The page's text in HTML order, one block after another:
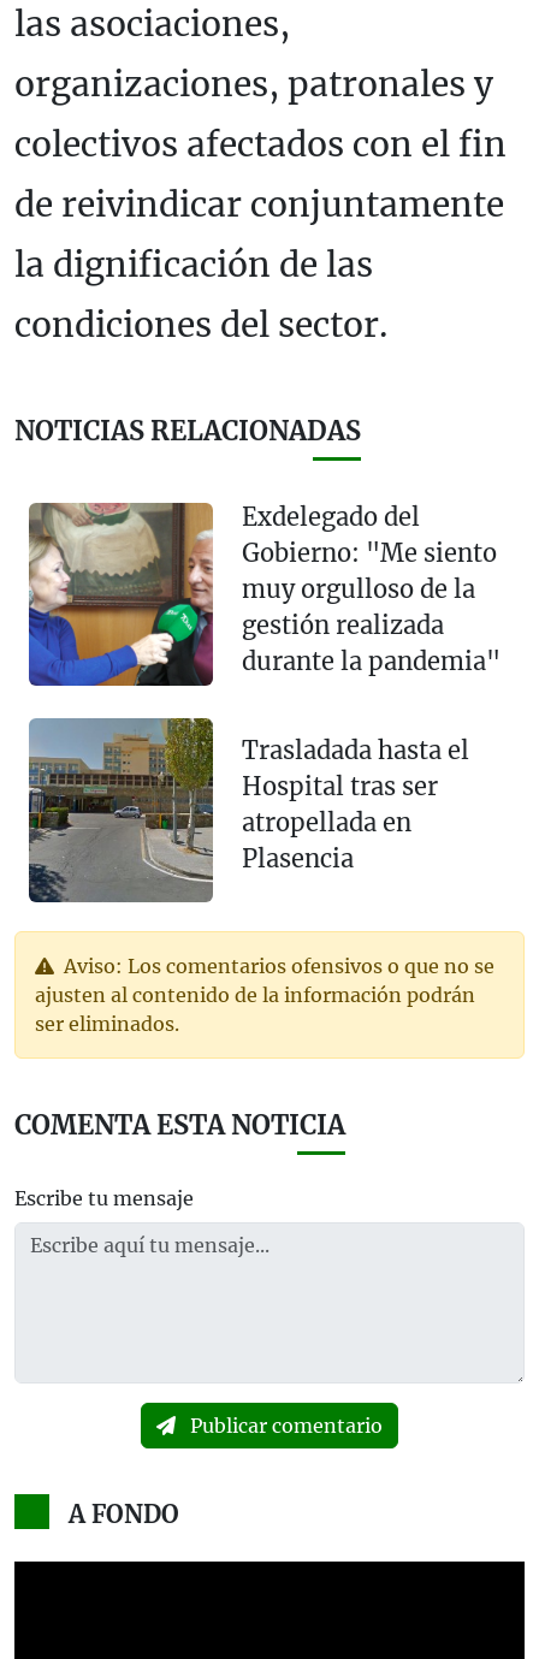
las asociaciones,
organizaciones, patronales y
colectivos afectados con el fin
de reivindicar conjuntamente
la dignificación de las
condiciones del sector.
NOTICIAS RELACIONADAS
Exdelegado del
Gobierno: "Me siento
muy orgulloso de la
gestión realizada
durante la pandemia"
Trasladada hasta el
Hospital tras ser
atropellada en
Plasencia
Aviso: Los comentarios ofensivos o que no se
ajusten al contenido de la información podrán
ser eliminados.
COMENTA ESTA NOTICIA
Escribe tu mensaje
Publicar comentario
A FONDO